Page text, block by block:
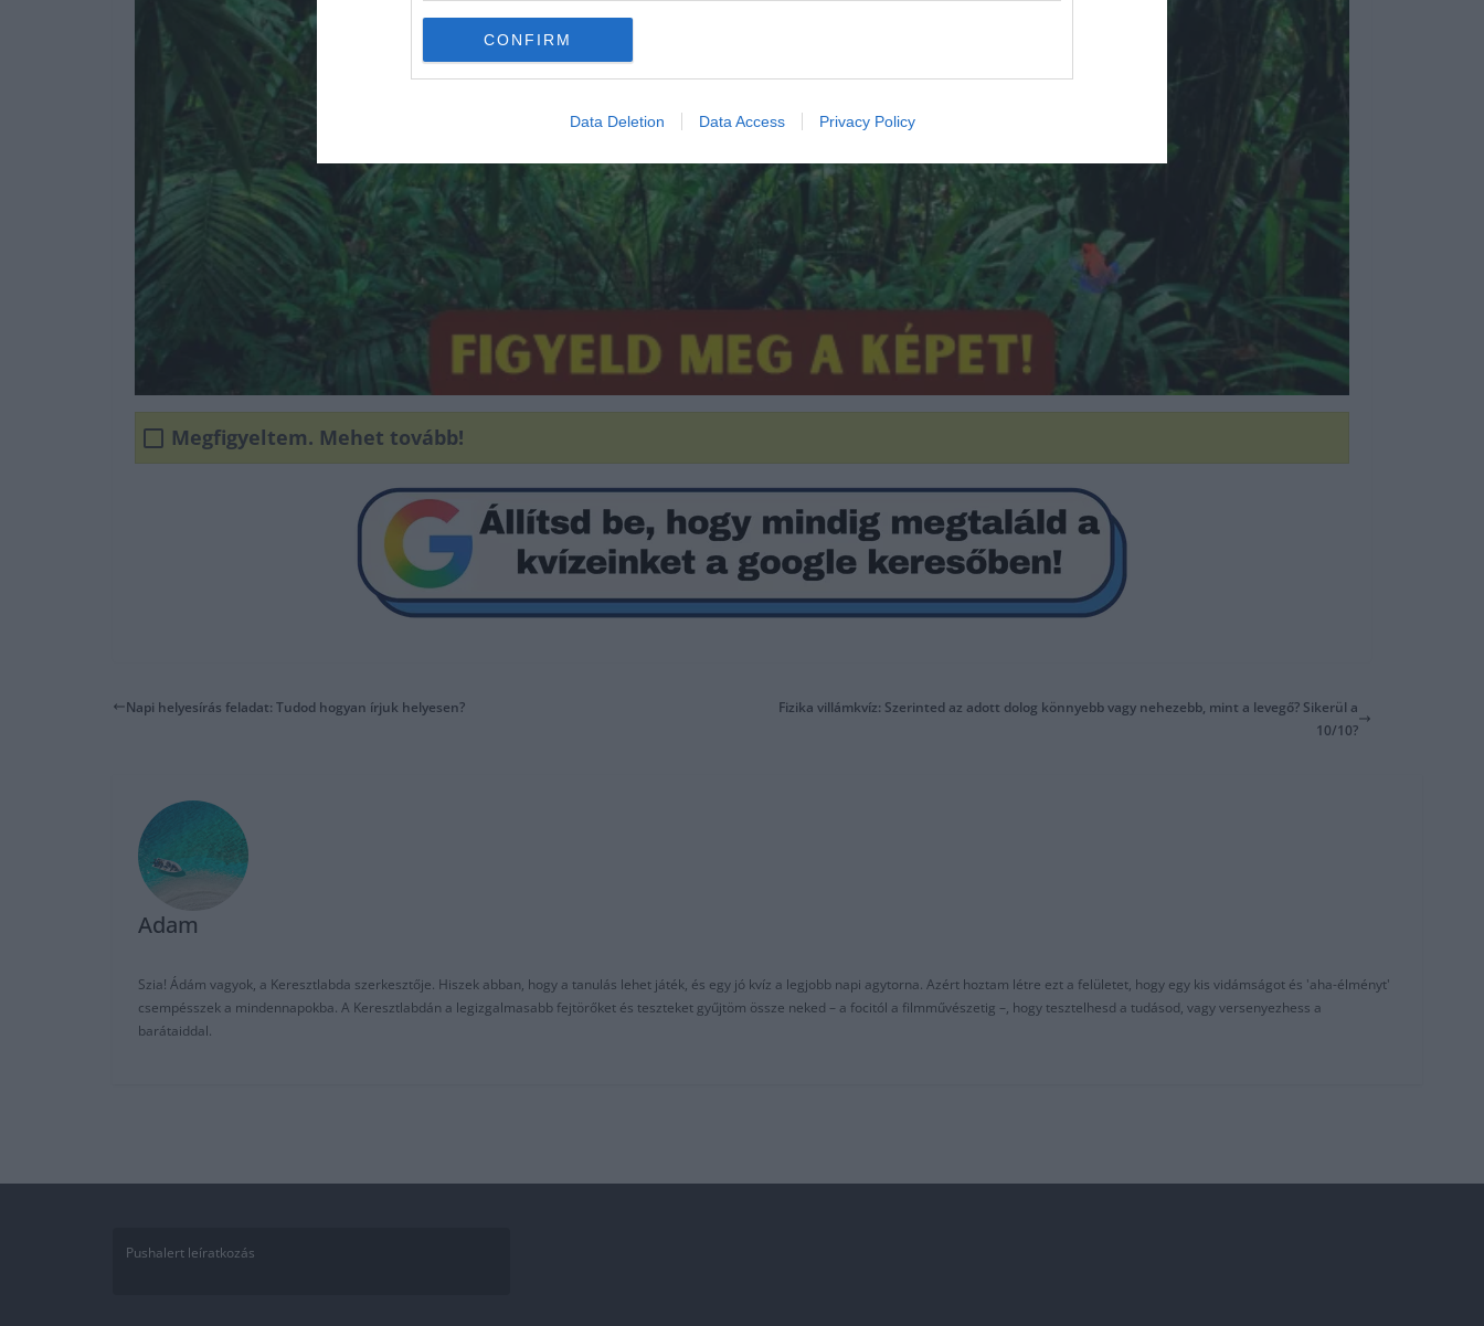
CONFIRM
Data Deletion Data Access Privacy Policy
Megfigyeltem. Mehet tovább!
Napi helyesírás feladat: Tudod hogyan írjuk helyesen?
Fizika villámkvíz: Szerinted az adott dolog könnyebb vagy nehezebb, mint a levegő? Sikerül a
10/10?
Adam
Szia! Ádám vagyok, a Keresztlabda szerkesztője. Hiszek abban, hogy a tanulás lehet játék, és egy jó kvíz a legjobb napi agytorna. Azért hoztam létre ezt a felületet, hogy egy kis vidámságot és 'aha-élményt'
csempésszek a mindennapokba. A Keresztlabdán a legizgalmasabb fejtörőket és teszteket gyűjtöm össze neked – a focitól a filmművészetig –, hogy tesztelhesd a tudásod, vagy versenyezhess a
barátaiddal.
Pushalert leíratkozás